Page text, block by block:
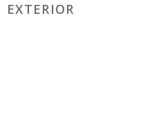
EXTERIOR